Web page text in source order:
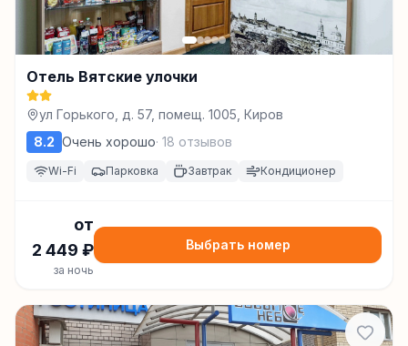
Отель Вятские улочки
ул Горького, д. 57, помещ. 1005, Киров
8.2 Очень хорошо· 18 отзывов
Wi-Fi Парковка Завтрак Кондиционер
от
2 449 ₽
за ночь
Выбрать номер